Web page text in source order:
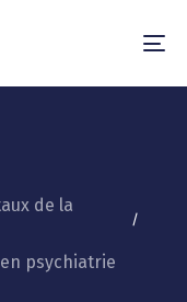
de la
psychiatrie